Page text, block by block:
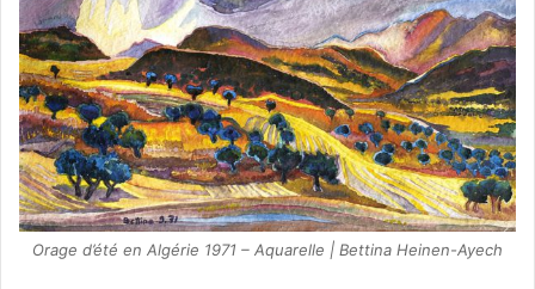
Orage d’été en Algérie 1971 – Aquarelle | Bettina Heinen-Ayech